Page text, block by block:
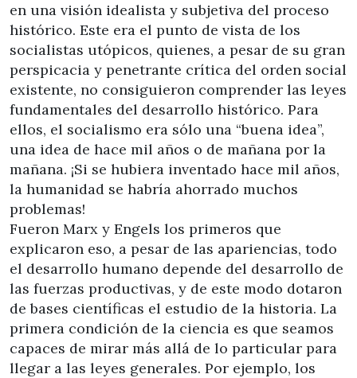
en una visión idealista y subjetiva del proceso
histórico. Este era el punto de vista de los
socialistas utópicos, quienes, a pesar de su gran
perspicacia y penetrante crítica del orden social
existente, no consiguieron comprender las leyes
fundamentales del desarrollo histórico. Para
ellos, el socialismo era sólo una “buena idea”,
una idea de hace mil años o de mañana por la
mañana. ¡Si se hubiera inventado hace mil años,
la humanidad se habría ahorrado muchos
problemas!
Fueron Marx y Engels los primeros que
explicaron eso, a pesar de las apariencias, todo
el desarrollo humano depende del desarrollo de
las fuerzas productivas, y de este modo dotaron
de bases científicas el estudio de la historia. La
primera condición de la ciencia es que seamos
capaces de mirar más allá de lo particular para
llegar a las leyes generales. Por ejemplo, los